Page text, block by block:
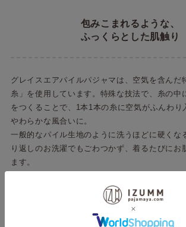
包みこまれるような、
ふっくらとした肌触り
グレイスエアパイルパジャマは、空気を含んだ
糸」を使用しています。特殊な技法で、糸の中
をつくることで、1本1本の糸に空気がふんわり
やわらかな風合いに。
一般的なパイル生地のように洗うほどに硬くな
り返しのお洗濯でもごわつかず、着るたびにお
ます。
着るたび、洗うたびに、まるで肌の一部のよう
いく心地よさをお楽しみください。